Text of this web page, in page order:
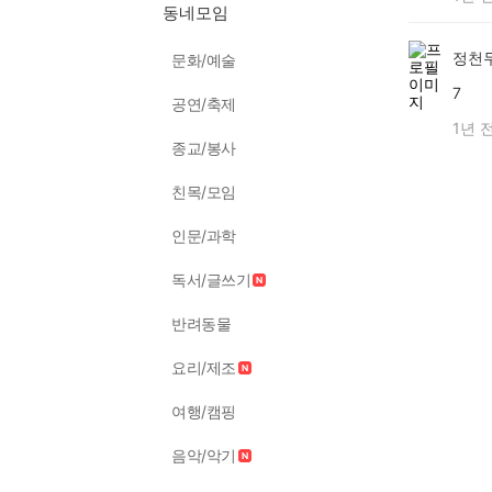
동네모임
문화/예술
공연/축제
종교/봉사
친목/모임
인문/과학
독서/글쓰기
반려동물
요리/제조
여행/캠핑
음악/악기
정천
7
1년 전